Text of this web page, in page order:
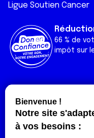
Ligue Soutien Cancer
66 % de
impôt sur
Liens utiles
Nos actualités
Nos publications
Contact